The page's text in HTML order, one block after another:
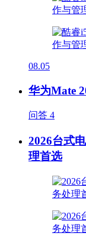
08.05
华为Mate
问答 4
2026台式
理首选